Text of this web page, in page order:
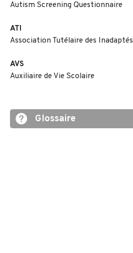
Autism Screening Questionnaire
ATI
Association Tutélaire des Inadaptés
AVS
Auxiliaire de Vie Scolaire
Glossaire